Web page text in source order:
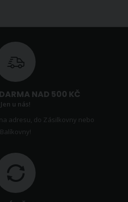
NAD 500 KČ
Jen u nás!
na adresu, do Zásilkovny nebo
Balíkovny!